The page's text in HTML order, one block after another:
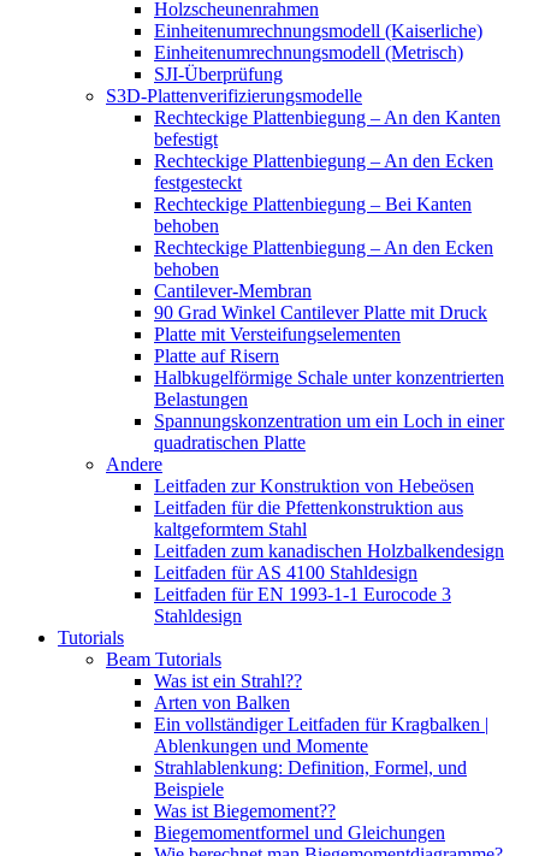
Holzscheunenrahmen
Einheitenumrechnungsmodell (Kaiserliche)
Einheitenumrechnungsmodell (Metrisch)
SJI-Überprüfung
S3D-Plattenverifizierungsmodelle
Rechteckige Plattenbiegung – An den Kanten
befestigt
Rechteckige Plattenbiegung – An den Ecken
festgesteckt
Rechteckige Plattenbiegung – Bei Kanten
behoben
Rechteckige Plattenbiegung – An den Ecken
behoben
Cantilever-Membran
90 Grad Winkel Cantilever Platte mit Druck
Platte mit Versteifungselementen
Platte auf Risern
Halbkugelförmige Schale unter konzentrierten
Belastungen
Spannungskonzentration um ein Loch in einer
quadratischen Platte
Andere
Leitfaden zur Konstruktion von Hebeösen
Leitfaden für die Pfettenkonstruktion aus
kaltgeformtem Stahl
Leitfaden zum kanadischen Holzbalkendesign
Leitfaden für AS 4100 Stahldesign
Leitfaden für EN 1993-1-1 Eurocode 3
Stahldesign
Tutorials
Beam Tutorials
Was ist ein Strahl??
Arten von Balken
Ein vollständiger Leitfaden für Kragbalken |
Ablenkungen und Momente
Strahlablenkung: Definition, Formel, und
Beispiele
Was ist Biegemoment??
Biegemomentformel und Gleichungen